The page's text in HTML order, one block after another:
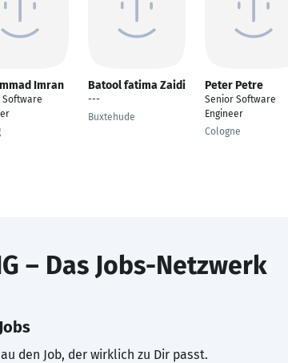
Imran
Software
Batool fatima Zaidi
---
Buxtehude
Peter Petre
Senior Software
Engineer
Cologne
– Das Jobs-Netzwerk
den Job, der wirklich zu Dir passt.